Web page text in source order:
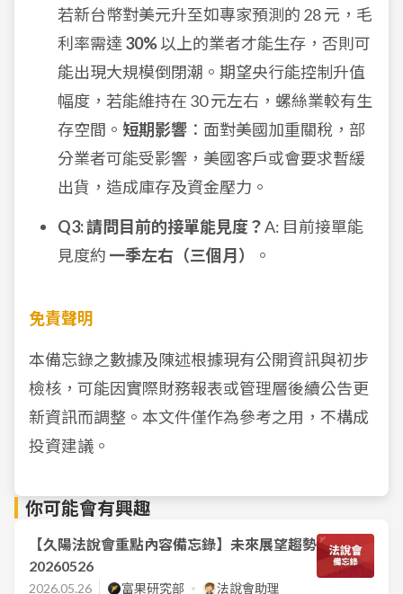
若新台幣對美元升至如專家預測的 28 元，毛
利率需達 30%以上的業者才能生存，否則可
能出現大規模倒閉潮。期望央行能控制升值
幅度，若能維持在 30 元左右，螺絲業較有生
存空間。 短期影響 ：面對美國加重關稅，部
分業者可能受影響，美國客戶或會要求暫緩
出貨，造成庫存及資金壓力。
Q3: 請問目前的接單能見度？A: 目前接單能
見度約 一季左右（三個月） 。
免責聲明
本備忘錄之數據及陳述根據現有公開資訊與初步
檢核，可能因實際財務報表或管理層後續公告更
新資訊而調整。本文件僅作為參考之用，不構成
投資建議。
你可能會有興趣
【久陽法說會重點內容備忘錄】未來展望趨勢
20260526
2026.05.26 富果研究部 法說會助理